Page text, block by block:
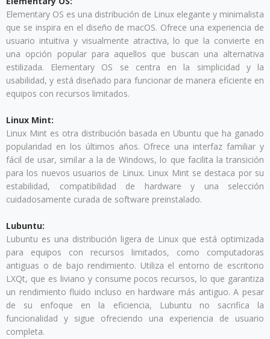
Elementary OS es una distribución de Linux elegante y minimalista
que se inspira en el diseño de macOS. Ofrece una experiencia de
usuario intuitiva y visualmente atractiva, lo que la convierte en
una opción popular para aquellos que buscan una alternativa
estilizada. Elementary OS se centra en la simplicidad y la
usabilidad, y está diseñado para funcionar de manera eficiente en
equipos con recursos limitados.
Linux Mint:
Linux Mint es otra distribución basada en Ubuntu que ha ganado
popularidad en los últimos años. Ofrece una interfaz familiar y
fácil de usar, similar a la de Windows, lo que facilita la transición
para los nuevos usuarios de Linux. Linux Mint se destaca por su
estabilidad, compatibilidad de hardware y una selección
cuidadosamente curada de software preinstalado.
Lubuntu:
Lubuntu es una distribución ligera de Linux que está optimizada
para equipos con recursos limitados, como computadoras
antiguas o de bajo rendimiento. Utiliza el entorno de escritorio
LXQt, que es liviano y consume pocos recursos, lo que garantiza
un rendimiento fluido incluso en hardware más antiguo. A pesar
de su enfoque en la eficiencia, Lubuntu no sacrifica la
funcionalidad y sigue ofreciendo una experiencia de usuario
completa.